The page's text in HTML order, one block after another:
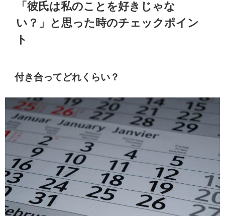
「彼氏は私のことを好きじゃな
い？」と思った時のチェックポイン
ト
付き合ってどれくらい？